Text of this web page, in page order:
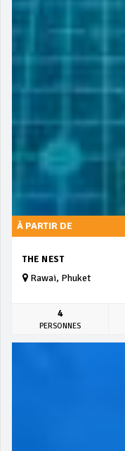
À PARTIR DE
THE NEST
Rawai, Phuket
4
PERSONNES